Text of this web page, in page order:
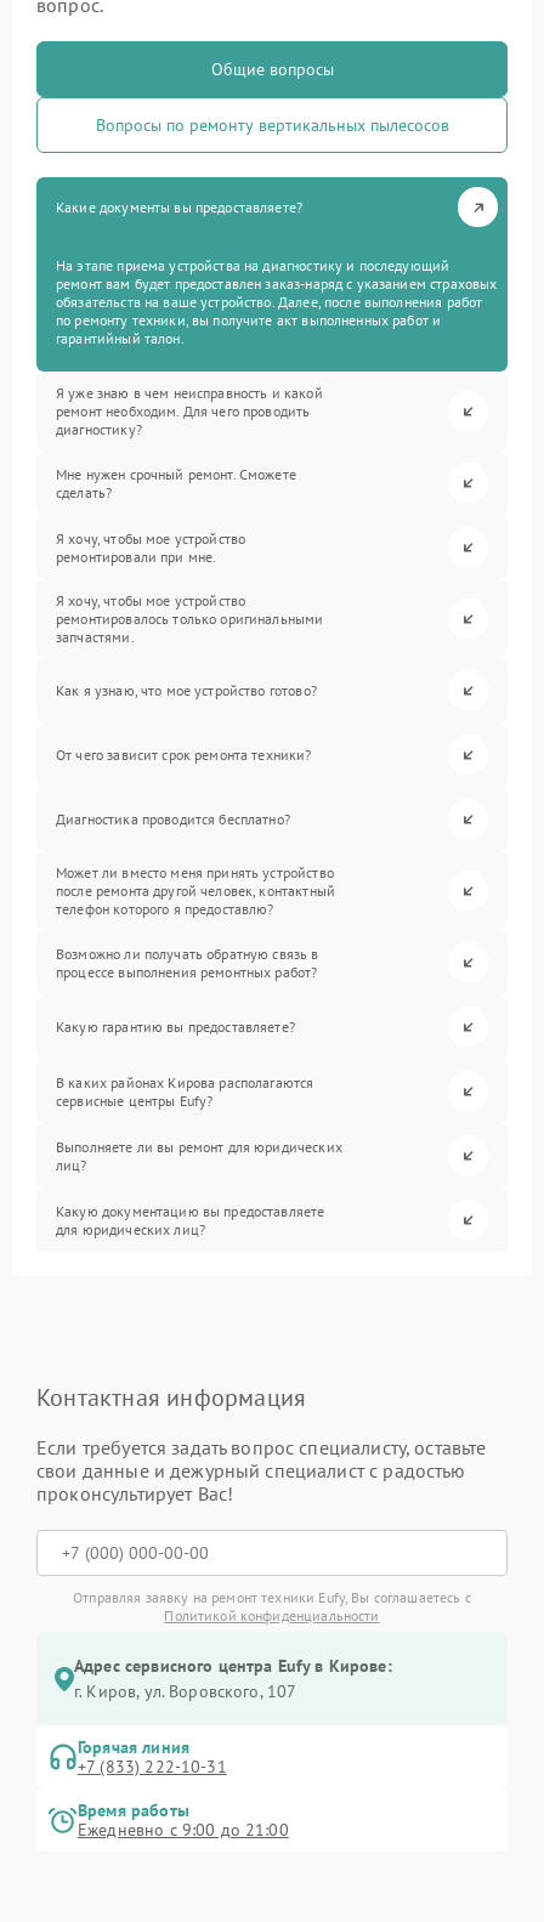
вопрос.
Общие вопросы
Вопросы по ремонту вертикальных пылесосов
Какие документы вы предоставляете?
На этапе приема устройства на диагностику и последующий
ремонт вам будет предоставлен заказ-наряд с указанием страховых
обязательств на ваше устройство. Далее, после выполнения работ
по ремонту техники, вы получите акт выполненных работ и
гарантийный талон.
Я уже знаю в чем неисправность и какой
ремонт необходим. Для чего проводить
диагностику?
Мне нужен срочный ремонт. Сможете
сделать?
Я хочу, чтобы мое устройство
ремонтировали при мне.
Я хочу, чтобы мое устройство
ремонтировалось только оригинальными
запчастями.
Как я узнаю, что мое устройство готово?
От чего зависит срок ремонта техники?
Диагностика проводится бесплатно?
Может ли вместо меня принять устройство
после ремонта другой человек, контактный
телефон которого я предоставлю?
Возможно ли получать обратную связь в
процессе выполнения ремонтных работ?
Какую гарантию вы предоставляете?
В каких районах Кирова располагаются
сервисные центры Eufy?
Выполняете ли вы ремонт для юридических
лиц?
Какую документацию вы предоставляете
для юридических лиц?
Контактная информация
Если требуется задать вопрос специалисту, оставьте
свои данные и дежурный специалист с радостью
проконсультирует Вас!
Отправляя заявку на ремонт техники Eufy, Вы соглашаетесь с
Политикой конфиденциальности
Адрес сервисного центра Eufy в Кирове:
г. Киров, ул. Воровского, 107
Горячая линия
+7 (833) 222-10-31
Время работы
Ежедневно с 9:00 до 21:00